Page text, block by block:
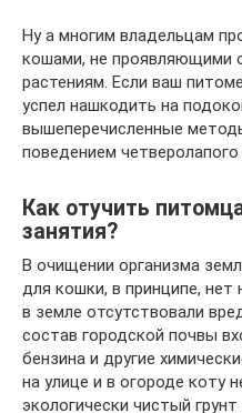
Ну а многим владельцам
кошами, не проявляющими
растениям. Если ваш
успел нашкодить на
вышеперечисленные
поведением четверолапого
Как отучить
занятия?
В очищении организма
для кошки, в принципе, нет
в земле отсутствовали
состав городской почвы
бензина и другие
на улице и в огороде коту
экологически чистый